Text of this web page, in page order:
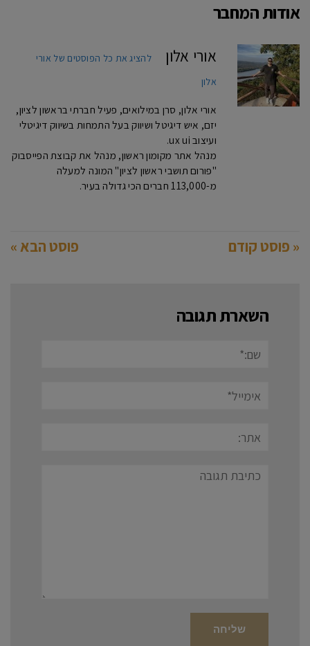
אודות המחבר
אורי אלון
להציג את כל הפוסטים של אורי
אלון
אורי אלון, סרן במילואים, פעיל חברתי בראשון לציון,
יזם, איש דיגיטל ושיווק בעל התמחות בשיווק דיגיטלי
ועיצוב ux ui.
מנהל אתר מקומון ראשון, מנהל את קבוצת הפייסבוק
"פורום תושבי ראשון לציון" המונה למעלה
מ-113,000 חברים הכי גדולה בעיר.
« פוסט קודם פוסט הבא »
השארת תגובה
תגובה